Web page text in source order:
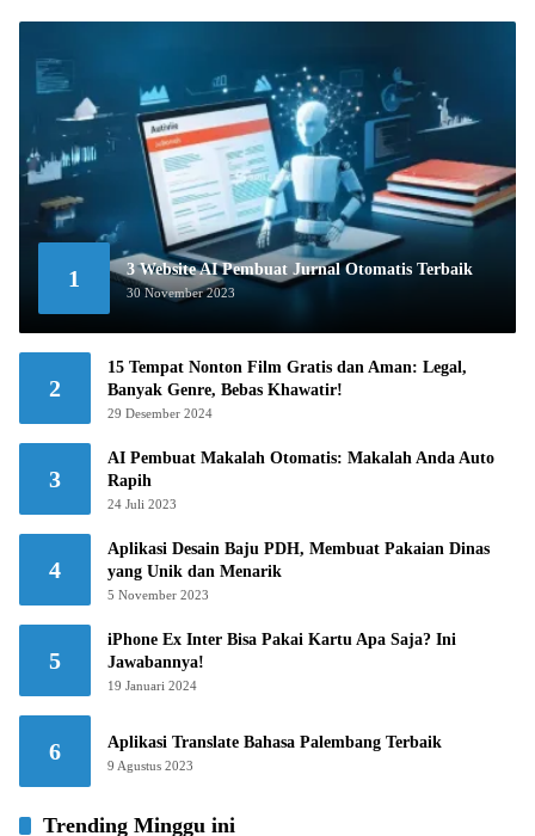
1 3 Website AI Pembuat Jurnal Otomatis Terbaik
30 November 2023
2
15 Tempat Nonton Film Gratis dan Aman: Legal,
Banyak Genre, Bebas Khawatir!
29 Desember 2024
3
AI Pembuat Makalah Otomatis: Makalah Anda Auto
Rapih
24 Juli 2023
4
Aplikasi Desain Baju PDH, Membuat Pakaian Dinas
yang Unik dan Menarik
5 November 2023
5
iPhone Ex Inter Bisa Pakai Kartu Apa Saja? Ini
Jawabannya!
19 Januari 2024
6 Aplikasi Translate Bahasa Palembang Terbaik
9 Agustus 2023
Trending Minggu ini